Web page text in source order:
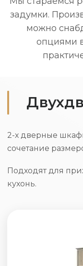
задумки.
можно
опциями
2-х дверные
сочетание
Подходят для
кухонь.